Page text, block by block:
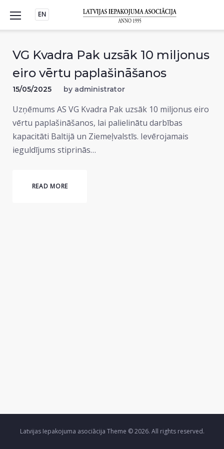
content
EN
VG Kvadra Pak uzsāk 10 miljonus
eiro vērtu paplašināšanos
15/05/2025 by administrator
Uzņēmums AS VG Kvadra Pak uzsāk 10 miljonus eiro
vērtu paplašināšanos, lai palielinātu darbības
kapacitāti Baltijā un Ziemeļvalstīs. Ievērojamais
ieguldījums stiprinās…
READ MORE
Latvijas Iepakojuma asociācija Theme © 2026. All rights reserved.